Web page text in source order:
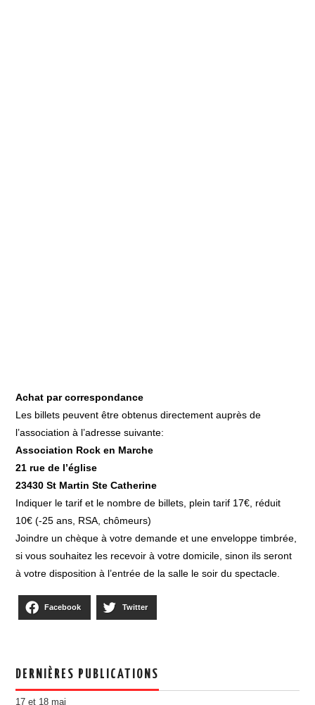
Achat par correspondance
Les billets peuvent être obtenus directement auprès de
l’association à l’adresse suivante:
Association Rock en Marche
21 rue de l’église
23430 St Martin Ste Catherine
Indiquer le tarif et le nombre de billets, plein tarif 17€, réduit
10€ (-25 ans, RSA, chômeurs)
Joindre un chèque à votre demande et une enveloppe timbrée,
si vous souhaitez les recevoir à votre domicile, sinon ils seront
à votre disposition à l’entrée de la salle le soir du spectacle.
Facebook Twitter
DERNIÈRES PUBLICATIONS
17 et 18 mai